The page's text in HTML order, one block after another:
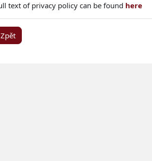
text of privacy policy can be found here
Zpět